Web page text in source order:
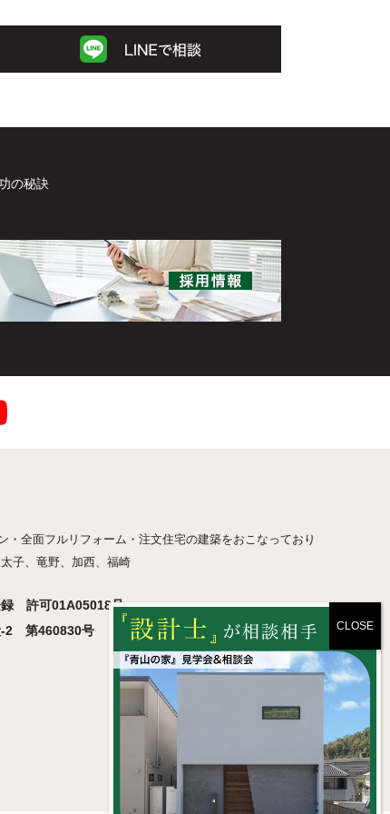
の秘訣
・全面フルリフォーム・注文住宅の建築をおこなっており
子、竜野、加西、福崎
録 許可01A05018号
-2 第460830号